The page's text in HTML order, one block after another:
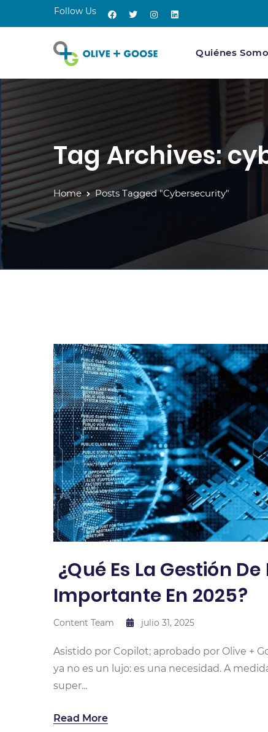
Follow Us
Quiénes
Tag Archives:
Home Posts Tagged "cybersecurity"
¿Qué Es La Gestión
Importante En 2025?
Content Team julio 31, 2025
Asistido por Copilot; aprobado por Olive +
ya no es un lujo: es una necesidad. A
super...
Read More